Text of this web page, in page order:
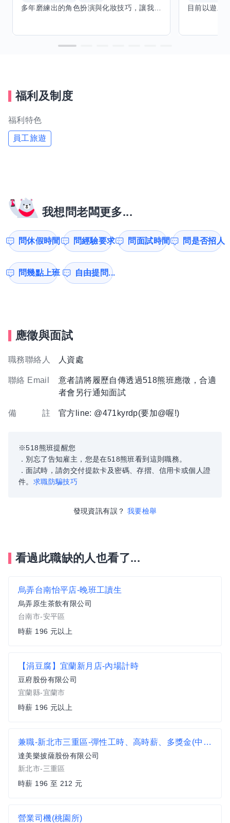
福利及制度
福利特色
員工旅遊
我想問老闆更多...
問休假時間 問經驗要求 問面試時間 問是否招人
問幾點上班 自由提問...
應徵與面試
職務聯絡人 人資處
聯絡 Email
意者請將履歷自傳透過518熊班應徵，合適
者會另行通知面試
備 註 官方line: @471kyrdp(要加@喔!)
※518熊班提醒您
．別忘了告知雇主，您是在518熊班看到這則職務。
．面試時，請勿交付提款卡及密碼、存摺、信用卡或個人證
件。 求職防騙技巧
發現資訊有誤？ 我要檢舉
看過此職缺的人也看了...
烏弄台南怡平店-晚班工讀生
烏弄原生茶飲有限公司
台南市-安平區
時薪 196 元以上
【涓豆腐】宜蘭新月店-內場計時
豆府股份有限公司
宜蘭縣-宜蘭市
時薪 196 元以上
兼職-新北市三重區-彈性工時、高時薪、多獎金(中正北路)
達美樂披薩股份有限公司
新北市-三重區
時薪 196 至 212 元
營業司機(桃園所)